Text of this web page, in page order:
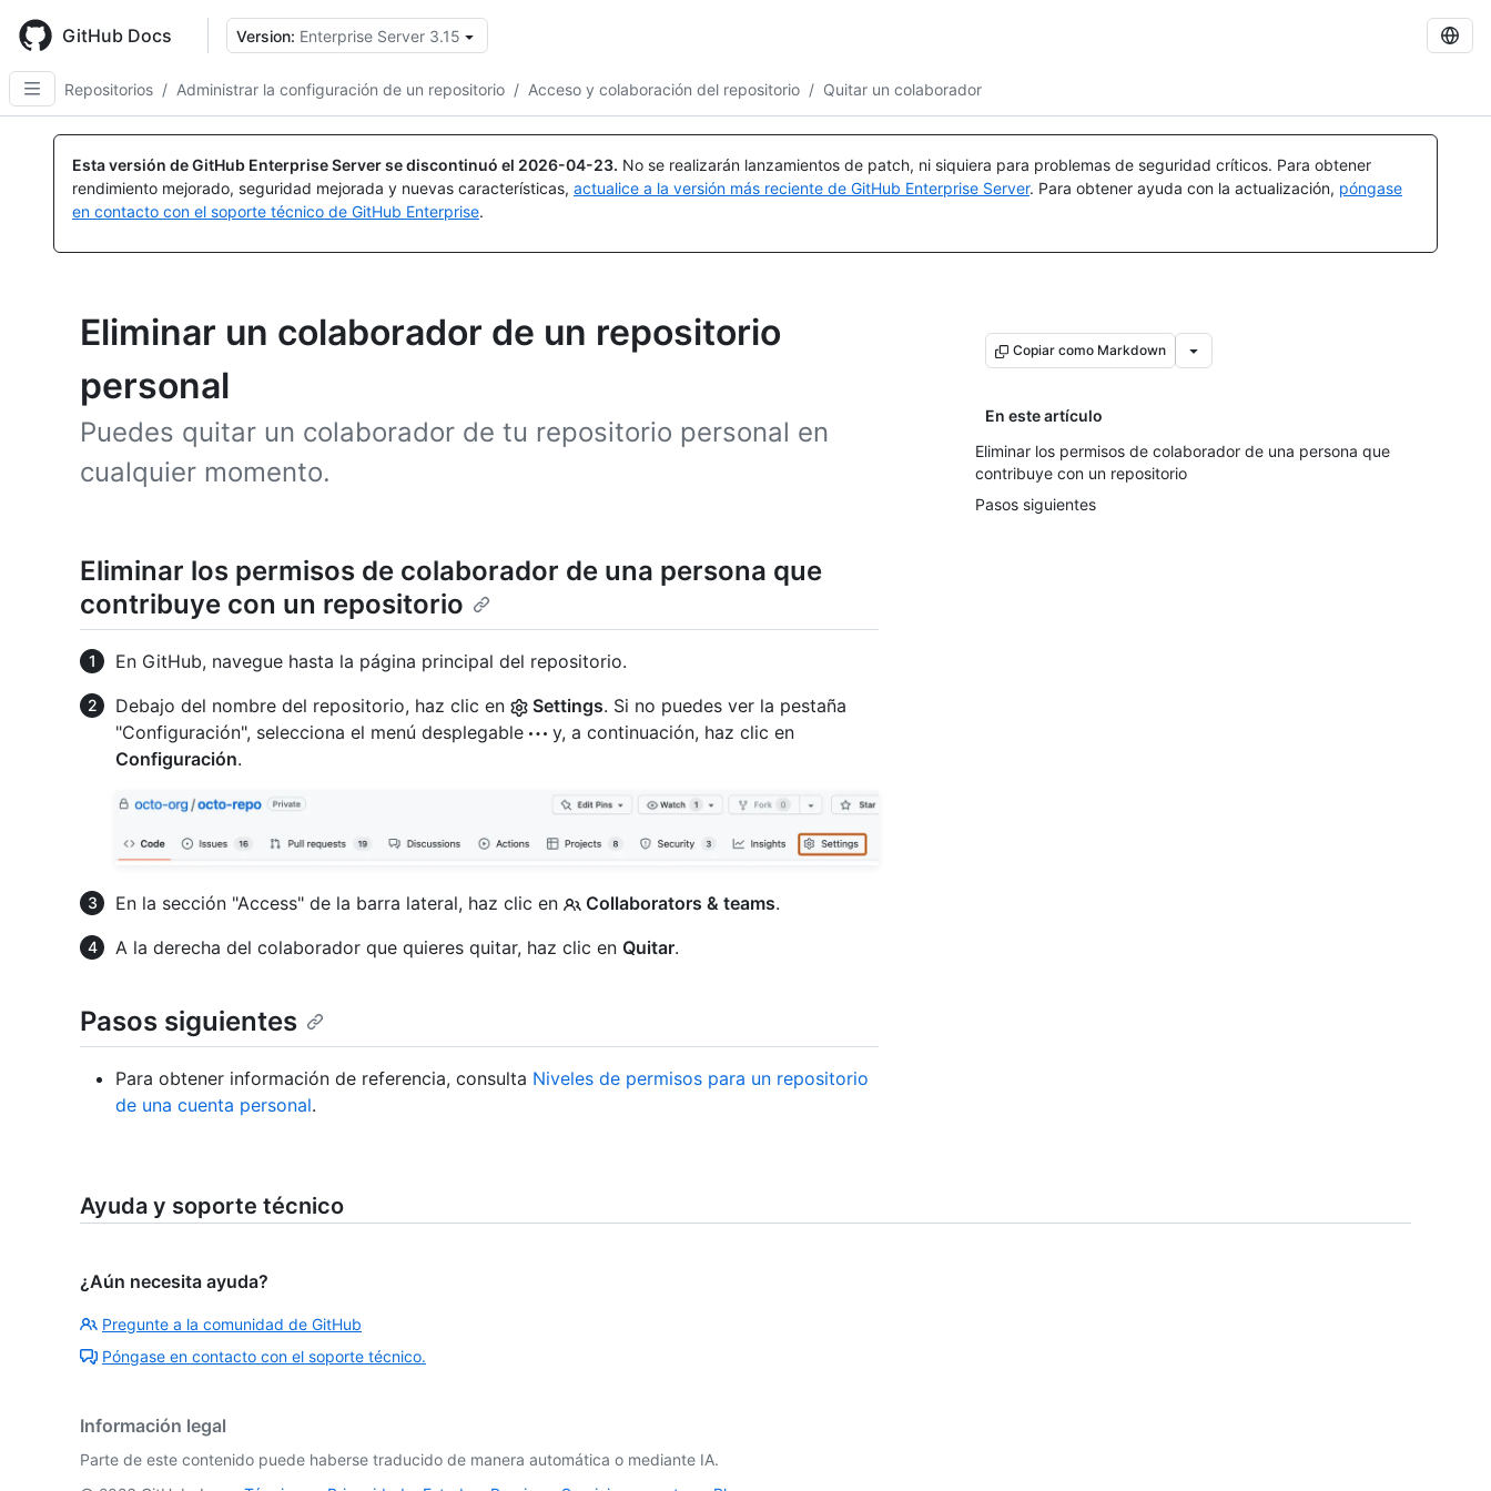
main
content
GitHub Docs Version: Enterprise Server 3.15
Repositorios / Administrar la configuración de un repositorio / Acceso y colaboración del repositorio / Quitar un colaborador
Esta versión de GitHub Enterprise Server se discontinuó el 2026-04-23. No se realizarán lanzamientos de patch, ni siquiera para problemas de seguridad críticos. Para obtener
rendimiento mejorado, seguridad mejorada y nuevas características, actualice a la versión más reciente de GitHub Enterprise Server. Para obtener ayuda con la actualización, póngase
en contacto con el soporte técnico de GitHub Enterprise.
Eliminar un colaborador de un repositorio
personal
Puedes quitar un colaborador de tu repositorio personal en
cualquier momento.
Copiar como Markdown
En este artículo
Eliminar los permisos de colaborador de una persona que
contribuye con un repositorio
Pasos siguientes
Eliminar los permisos de colaborador de una persona que
contribuye con un repositorio
En GitHub, navegue hasta la página principal del repositorio.
Debajo del nombre del repositorio, haz clic en
Settings. Si no puedes ver la pestaña
"Configuración", selecciona el menú desplegable
y, a continuación, haz clic en
Configuración.
En la sección "Access" de la barra lateral, haz clic en Collaborators & teams.
A la derecha del colaborador que quieres quitar, haz clic en Quitar.
Pasos siguientes
Para obtener información de referencia, consulta Niveles de permisos para un repositorio
de una cuenta personal.
Ayuda y soporte técnico
¿Aún necesita ayuda?
Pregunte a la comunidad de GitHub
Póngase en contacto con el soporte técnico.
Información legal
Parte de este contenido puede haberse traducido de manera automática o mediante IA.